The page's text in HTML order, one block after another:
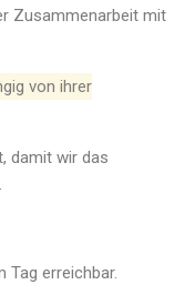
Zusammenarbeit mit
von ihrer
damit wir das
Tag erreichbar.